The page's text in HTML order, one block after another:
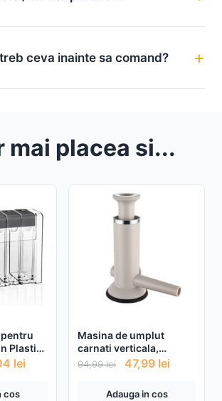
ceva inainte sa comand?
mai placea si...
Plastic
Gri
lei
cos
Masina de umplut
carnati verticala,
manuala
94,99lei 47,99 lei
Adauga in cos